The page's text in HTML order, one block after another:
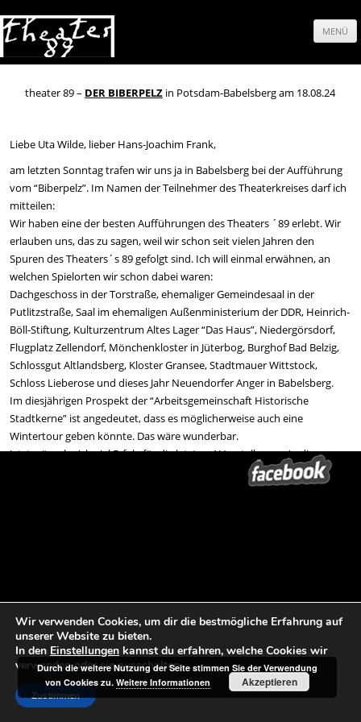
MENÜ
Springe
theater 89 – DER BIBERPELZin Potsdam-Babelsberg am 18.08.24
Liebe Uta Wilde, lieber Hans-Joachim Frank,
am letzten Sonntag trafen wir uns ja in Babelsberg bei der Aufführung
vom “Biberpelz”. Im Namen der Teilnehmer des Theaterkreises darf ich
mitteilen:
Wir haben eine der besten Aufführungen des Theaters ´89 erlebt. Wir
erlauben uns, das zu sagen, weil wir schon seit vielen Jahren den
Spuren des Theaters´s 89 gefolgt sind. Ich will einmal erwähnen, an
welchen Spielorten wir schon dabei waren:
Dachgeschoss in der Torstraße, ehemaliger Gemeindesaal in der
Putlitzstraße, Saal im ehemaligen Außenministerium der DDR, Heinrich-
Böll-Stiftung, Kulturzentrum Altes Lager “Das Haus”, Niedergörsdorf,
Flugplatz Zellendorf, Mönchenkloster in Jüterbog, Burghof Bad Belzig,
Schlossgut Altlandsberg, Kloster Gransee, Stadtmauer Wittstock,
Schloss Lieberose und dieses Jahr Neuendorfer Anger in Babelsberg.
Im diesjährigen Prospekt der “Arbeitsgemeinschaft Historische
Stadtkerne” ist angedeutet, dass es möglicherweise auch eine
Wintertour geben könnte. Das wäre wunderbar.
Jetzt wünsche ich viel Erfolg für die letzten 4 Vorstellungen in diesem
Beitrags-Navigation
←theater 89 – DER BIBERPELZ in
Potsdam-Babelsberg am 18.08.24
(Heinke)
Ministerium für Wissenschaft,
Forschung und Kultur, 18. August
2024
Wir verwenden Cookies, um dir die bestmögliche Erfahrung auf
unserer Website zu bieten.
In den Einstellungen kannst du erfahren, welche Cookies wir
verwenden oder sie ausschalten.
Zustimmen
Durch die weitere Nutzung der Seite stimmen Sie der Verwendung
von Cookies zu.Weitere Informationen Akzeptieren